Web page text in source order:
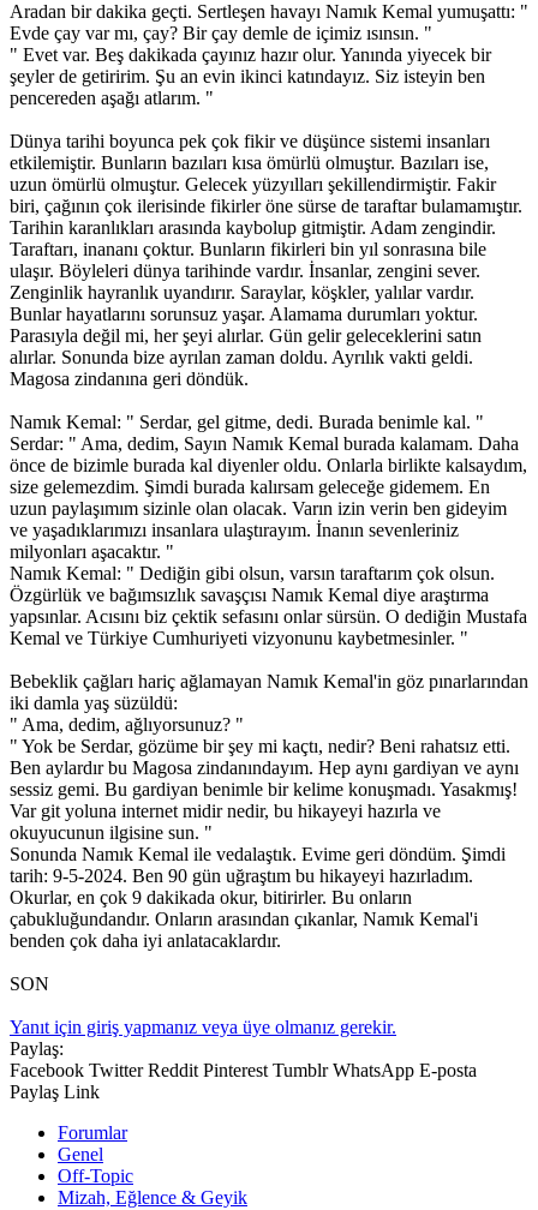
Aradan bir dakika geçti. Sertleşen havayı Namık Kemal yumuşattı: "
Evde çay var mı, çay? Bir çay demle de içimiz ısınsın. "
" Evet var. Beş dakikada çayınız hazır olur. Yanında yiyecek bir
şeyler de getiririm. Şu an evin ikinci katındayız. Siz isteyin ben
pencereden aşağı atlarım. "
Dünya tarihi boyunca pek çok fikir ve düşünce sistemi insanları
etkilemiştir. Bunların bazıları kısa ömürlü olmuştur. Bazıları ise,
uzun ömürlü olmuştur. Gelecek yüzyılları şekillendirmiştir. Fakir
biri, çağının çok ilerisinde fikirler öne sürse de taraftar bulamamıştır.
Tarihin karanlıkları arasında kaybolup gitmiştir. Adam zengindir.
Taraftarı, inananı çoktur. Bunların fikirleri bin yıl sonrasına bile
ulaşır. Böyleleri dünya tarihinde vardır. İnsanlar, zengini sever.
Zenginlik hayranlık uyandırır. Saraylar, köşkler, yalılar vardır.
Bunlar hayatlarını sorunsuz yaşar. Alamama durumları yoktur.
Parasıyla değil mi, her şeyi alırlar. Gün gelir geleceklerini satın
alırlar. Sonunda bize ayrılan zaman doldu. Ayrılık vakti geldi.
Magosa zindanına geri döndük.
Namık Kemal: " Serdar, gel gitme, dedi. Burada benimle kal. "
Serdar: " Ama, dedim, Sayın Namık Kemal burada kalamam. Daha
önce de bizimle burada kal diyenler oldu. Onlarla birlikte kalsaydım,
size gelemezdim. Şimdi burada kalırsam geleceğe gidemem. En
uzun paylaşımım sizinle olan olacak. Varın izin verin ben gideyim
ve yaşadıklarımızı insanlara ulaştırayım. İnanın sevenleriniz
milyonları aşacaktır. "
Namık Kemal: " Dediğin gibi olsun, varsın taraftarım çok olsun.
Özgürlük ve bağımsızlık savaşçısı Namık Kemal diye araştırma
yapsınlar. Acısını biz çektik sefasını onlar sürsün. O dediğin Mustafa
Kemal ve Türkiye Cumhuriyeti vizyonunu kaybetmesinler. "
Bebeklik çağları hariç ağlamayan Namık Kemal'in göz pınarlarından
iki damla yaş süzüldü:
" Ama, dedim, ağlıyorsunuz? "
" Yok be Serdar, gözüme bir şey mi kaçtı, nedir? Beni rahatsız etti.
Ben aylardır bu Magosa zindanındayım. Hep aynı gardiyan ve aynı
sessiz gemi. Bu gardiyan benimle bir kelime konuşmadı. Yasakmış!
Var git yoluna internet midir nedir, bu hikayeyi hazırla ve
okuyucunun ilgisine sun. "
Sonunda Namık Kemal ile vedalaştık. Evime geri döndüm. Şimdi
tarih: 9-5-2024. Ben 90 gün uğraştım bu hikayeyi hazırladım.
Okurlar, en çok 9 dakikada okur, bitirirler. Bu onların
çabukluğundandır. Onların arasından çıkanlar, Namık Kemal'i
benden çok daha iyi anlatacaklardır.
SON
Yanıt için giriş yapmanız veya üye olmanız gerekir.
Paylaş:
Facebook Twitter Reddit Pinterest Tumblr WhatsApp E-posta
Paylaş Link
Forumlar
Genel
Off-Topic
Mizah, Eğlence & Geyik